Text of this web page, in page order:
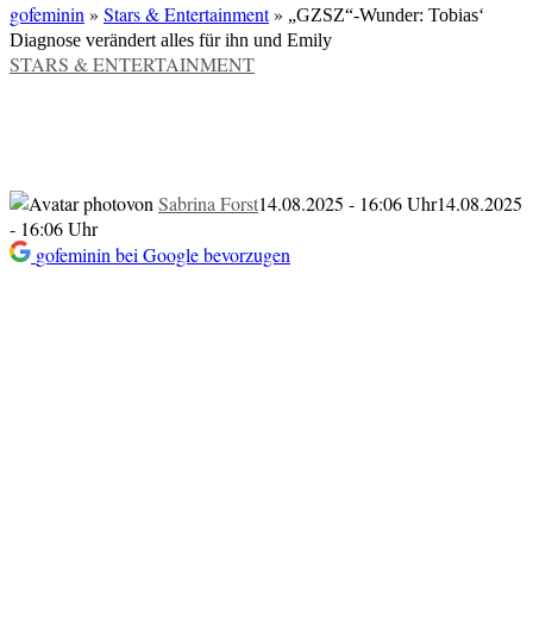
gofeminin » Stars & Entertainment» „GZSZ“-Wunder: Tobias‘
Diagnose verändert alles für ihn und Emily
VERÖFFENTLICHT
STARS & ENTERTAINMENT
von Sabrina Forst14.08.2025 - 16:06 Uhr14.08.2025
- 16:06 Uhr
gofeminin bei Google bevorzugen